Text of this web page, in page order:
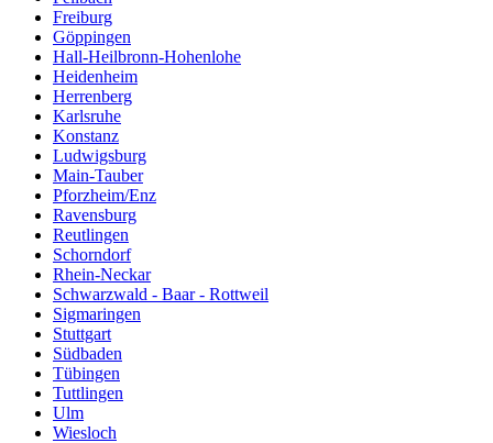
Freiburg
Göppingen
Hall-Heilbronn-Hohenlohe
Heidenheim
Herrenberg
Karlsruhe
Konstanz
Ludwigsburg
Main-Tauber
Pforzheim/Enz
Ravensburg
Reutlingen
Schorndorf
Rhein-Neckar
Schwarzwald - Baar - Rottweil
Sigmaringen
Stuttgart
Südbaden
Tübingen
Tuttlingen
Ulm
Wiesloch